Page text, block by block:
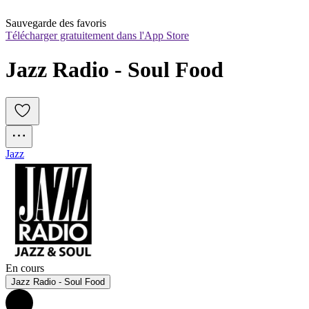
Sauvegarde des favoris
Télécharger gratuitement dans l'App Store
Jazz Radio - Soul Food
Jazz
En cours
Jazz Radio - Soul Food